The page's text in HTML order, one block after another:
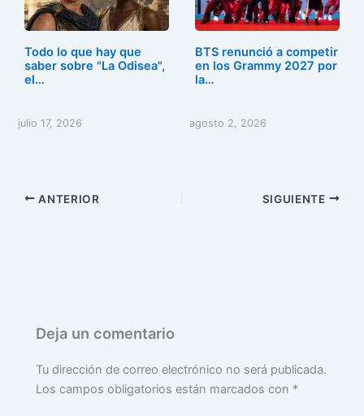
Todo lo que hay que
saber sobre "La Odisea",
el…
julio 17, 2026
BTS renunció a competir
en los Grammy 2027 por
la…
agosto 2, 2026
ANTERIOR SIGUIENTE
Deja un comentario
Tu dirección de correo electrónico no será publicada.
Los campos obligatorios están marcados con *